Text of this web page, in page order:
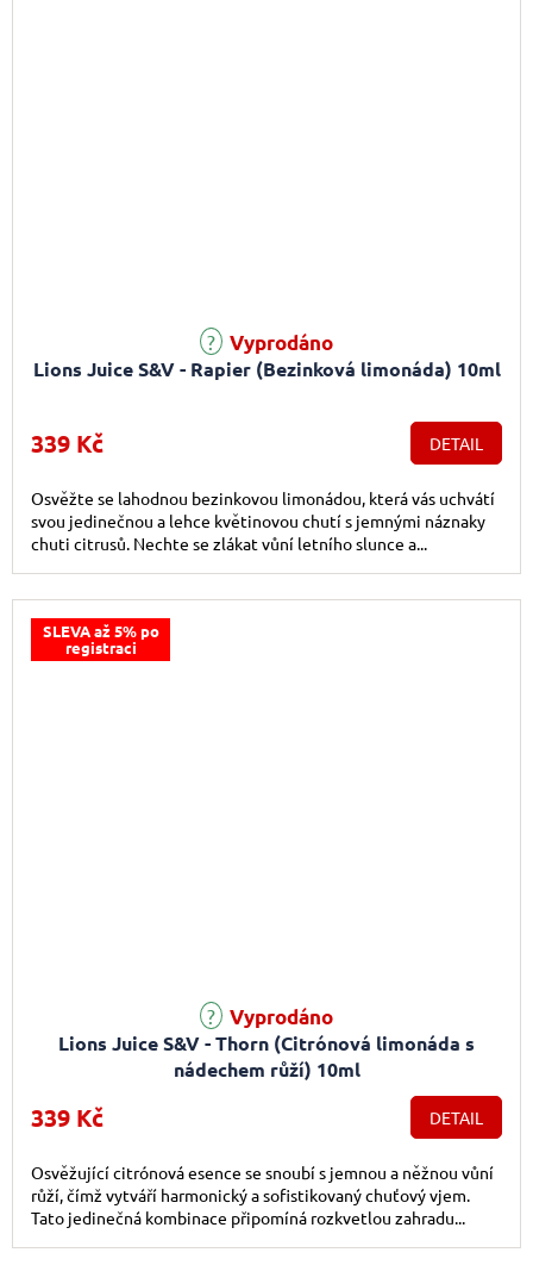
Lions Juice S&V - Rapier (Bezinková limonáda) 10ml
Vyprodáno
339 Kč DETAIL
Osvěžte se lahodnou bezinkovou limonádou, která vás uchvátí
svou jedinečnou a lehce květinovou chutí s jemnými náznaky
chuti citrusů. Nechte se zlákat vůní letního slunce a...
SLEVA až 5% po
registraci
Lions Juice S&V - Thorn (Citrónová limonáda s
nádechem růží) 10ml
Vyprodáno
339 Kč DETAIL
Osvěžující citrónová esence se snoubí s jemnou a něžnou vůní
růží, čímž vytváří harmonický a sofistikovaný chuťový vjem.
Tato jedinečná kombinace připomíná rozkvetlou zahradu...